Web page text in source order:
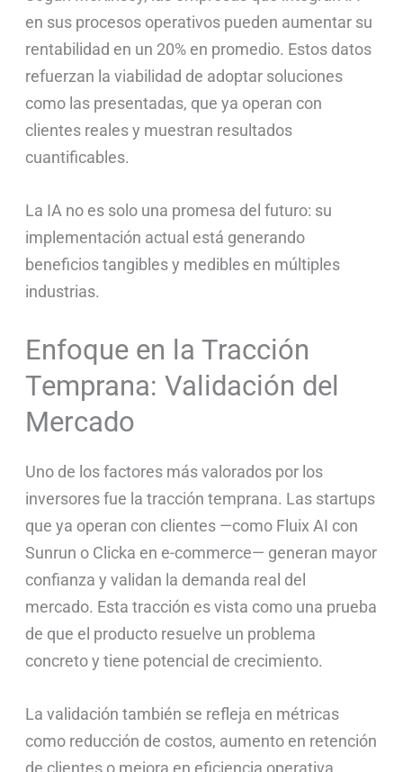
en sus procesos operativos pueden aumentar su
rentabilidad en un 20% en promedio. Estos datos
refuerzan la viabilidad de adoptar soluciones
como las presentadas, que ya operan con
clientes reales y muestran resultados
cuantificables.
La IA no es solo una promesa del futuro: su
implementación actual está generando
beneficios tangibles y medibles en múltiples
industrias.
Enfoque en la Tracción
Temprana: Validación del
Mercado
Uno de los factores más valorados por los
inversores fue la tracción temprana. Las startups
que ya operan con clientes —como Fluix AI con
Sunrun o Clicka en e-commerce— generan mayor
confianza y validan la demanda real del
mercado. Esta tracción es vista como una prueba
de que el producto resuelve un problema
concreto y tiene potencial de crecimiento.
La validación también se refleja en métricas
como reducción de costos, aumento en retención
de clientes o mejora en eficiencia operativa.